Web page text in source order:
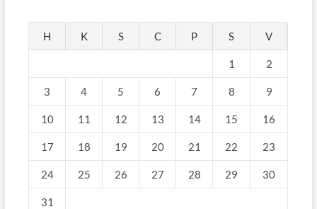
H K S C P S V
1 2
3 4 5 6 7 8 9
10 11 12 13 14 15 16
17 18 19 20 21 22 23
24 25 26 27 28 29 30
31